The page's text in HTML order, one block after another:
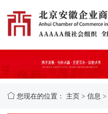
您现在的位置： 主页 > 信息 >